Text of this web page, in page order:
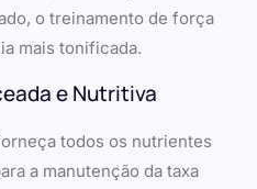
o treinamento de força
mais tonificada.
e Nutritiva
todos os nutrientes
a manutenção da taxa